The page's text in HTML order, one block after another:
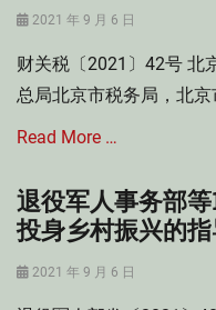
部
规
范
性
文
护
设
Tags
城
护
建
设
税
Posted
2021 年 9 月 6 日
财关税〔2021〕42号 北
总局北京市税务局，北
Read More …
Categories
增
值
税
退役军人事务部
投身乡村振兴的
Posted
2021 年 9 月 6 日